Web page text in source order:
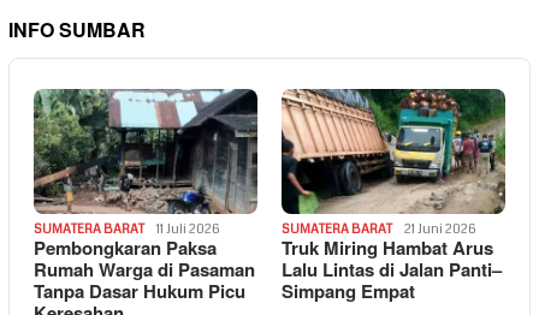
INFO SUMBAR
SUMATERA BARAT 11 Juli 2026
Pembongkaran Paksa
Rumah Warga di Pasaman
Tanpa Dasar Hukum Picu
SUMATERA BARAT 21 Juni 2026
Truk Miring Hambat Arus
Lalu Lintas di Jalan Panti–
Simpang Empat